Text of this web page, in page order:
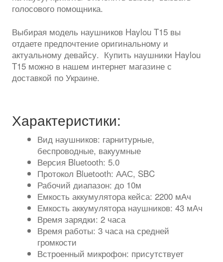
голосового помощника.
Выбирая модель наушников Haylou T15 вы
отдаете предпочтение оригинальному и
актуальному девайсу. Купить наушники Haylou
T15 можно в нашем интернет магазине с
доставкой по Украине.
Характеристики:
Вид наушников: гарнитурные,
беспроводные, вакуумные
Версия Bluetooth: 5.0
Протокол Bluetooth: ААС, SBC
Рабочий диапазон: до 10м
Емкость аккумулятора кейса: 2200 мАч
Емкость аккумулятора наушников: 43 мАч
Время зарядки: 2 часа
Время работы: 3 часа на средней
громкости
Встроенный микрофон: присутствует